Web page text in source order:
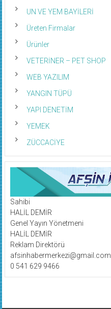
UN VE YEM BAYİLERİ
Üreten Firmalar
Ürünler
VETERİNER – PET SHOP
WEB YAZILIM
YANGIN TÜPÜ
YAPI DENETİM
YEMEK
ZÜCCACİYE
Sahibi
HALİL DEMİR
Genel Yayın Yönetmeni
HALİL DEMİR
Reklam Direktörü
afsinhabermerkezi@gmail.com
0 541 629 9466